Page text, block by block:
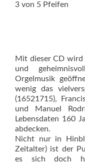
3 von 5 Pfeifen
Mit dieser CD wird
und
Orgelmusik
wenig das
(16521715),
und Manuel
Lebensdaten 160
abdecken.
Nicht nur in
Zeitalter) ist der
es sich doch